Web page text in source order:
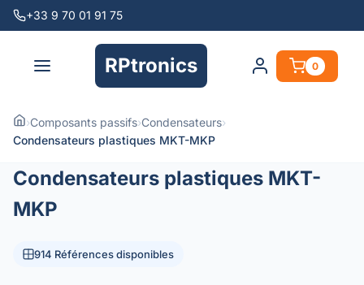
+33 9 70 01 91 75
RPtronics 0
›Composants passifs›Condensateurs›
Condensateurs plastiques MKT-MKP
Condensateurs plastiques MKT-
MKP
914 Références disponibles